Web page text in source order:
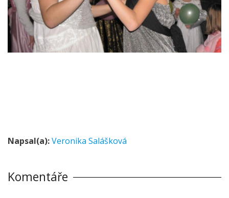
Napsal(a):Veronika Salášková
Komentáře